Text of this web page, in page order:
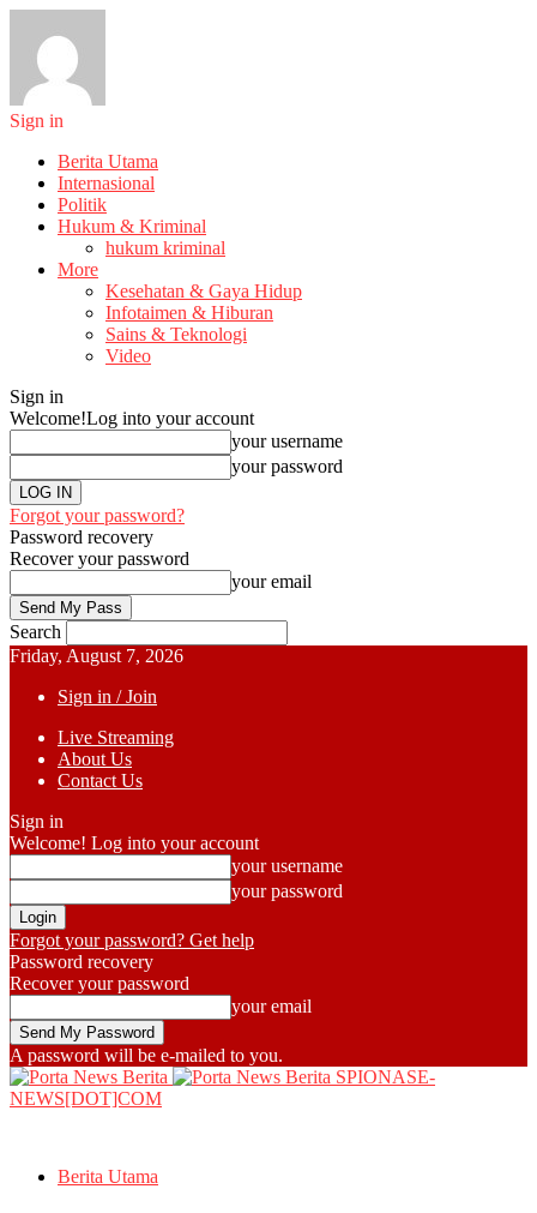
Sign in
Berita Utama
Internasional
Politik
Hukum & Kriminal
hukum kriminal
More
Kesehatan & Gaya Hidup
Infotaimen & Hiburan
Sains & Teknologi
Video
Sign in
Welcome!Log into your account
your username
your password
Forgot your password?
Password recovery
Recover your password
your email
Search
Friday, August 7, 2026
Sign in / Join
Live Streaming
About Us
Contact Us
Sign in
Welcome! Log into your account
your username
your password
Forgot your password? Get help
Password recovery
Recover your password
your email
A password will be e-mailed to you.
SPIONASE-
NEWS[DOT]COM
Berita Utama